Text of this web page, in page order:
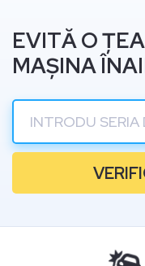
EVITĂ O
MAȘINA